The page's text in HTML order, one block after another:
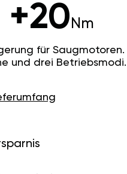
+20Nm
für Saugmotoren.
und drei Betriebsmodi.